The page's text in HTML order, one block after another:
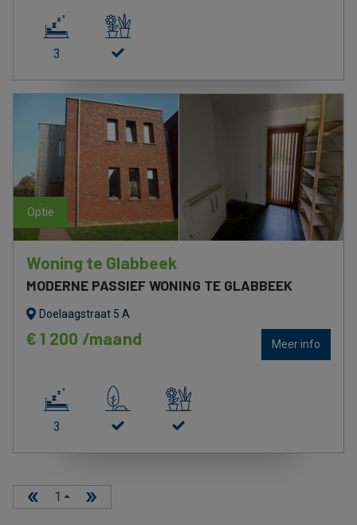
3
optie
optie
Woning te Glabbeek
Doelaagstraat 5 A
MODERNE PASSIEF WONING TE GLABBEEK
€ 1 200 /maand Meer info
3
1